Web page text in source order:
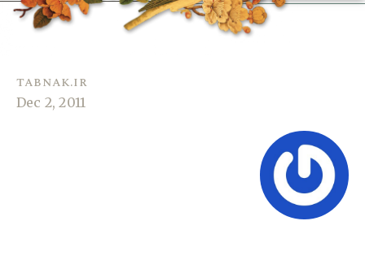
tabnak.ir
Dec 2, 2011